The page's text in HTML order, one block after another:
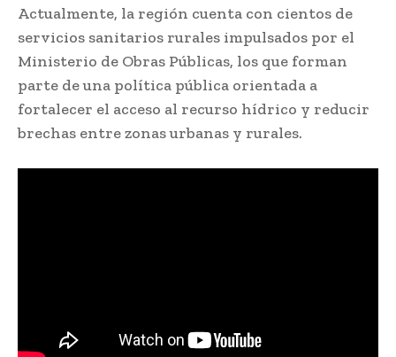
Actualmente, la región cuenta con cientos de
servicios sanitarios rurales impulsados por el
Ministerio de Obras Públicas, los que forman
parte de una política pública orientada a
fortalecer el acceso al recurso hídrico y reducir
brechas entre zonas urbanas y rurales.